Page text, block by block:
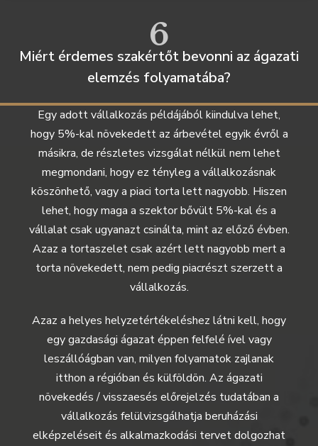
6
Miért érdemes szakértőt bevonni az ágazati
elemzés folyamatába?​
Egy adott vállalkozás példájából kiindulva lehet,
hogy 5%-kal növekedett az árbevétel egyik évről a
másikra, de részletes vizsgálat nélkül nem lehet
megmondani, hogy ez tényleg a vállalkozásnak
köszönhető, vagy a piaci torta lett nagyobb. Hiszen
lehet, hogy maga a szektor bővült 5%-kal és a
vállalat csak ugyanazt csinálta, mint az előző évben.
Azaz a tortaszelet csak azért lett nagyobb mert a
torta növekedett, nem pedig piacrészt szerzett a
vállalkozás.
Azaz a helyes helyzetértékeléshez látni kell, hogy
egy gazdasági ágazat éppen felfelé ível vagy
leszállóágban van, milyen folyamatok zajlanak
itthon a régióban és külföldön. Az ágazati
növekedés / visszaesés előrejelzés tudatában a
vállalkozás felülvizsgálhatja beruházási
elképzeléseit és alkalmazkodási tervet dolgozhat